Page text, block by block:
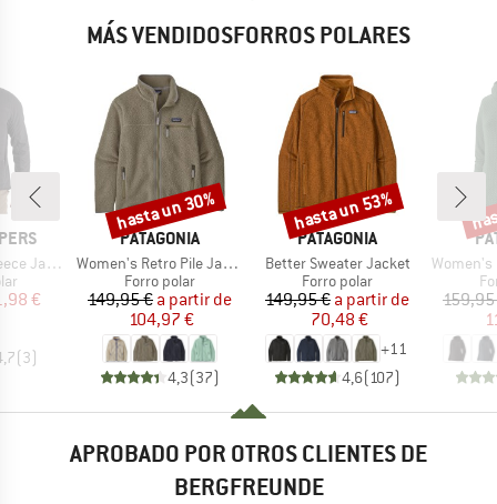
MÁS VENDIDOSFORROS POLARES
Jacket
reducido
€
(3)
MARCA
PATAGONIA
Artículo
Women's Retro Pile Jacket
Product group
Forro polar
Precio
149,95 € Precio reducido
a partir de
104,97 €
4,3(37)
Descuento
hasta un 30%
MARCA
PATAGONIA
Artículo
Better Sweater Jacket
Product group
Forro polar
Precio
149,95 € Precio reducido
a partir de
70,48 €
+11
4,6(107)
Descuento
hasta un 53%
Artículo
Women's R1
APROBADO POR OTROS CLIENTES DE
BERGFREUNDE